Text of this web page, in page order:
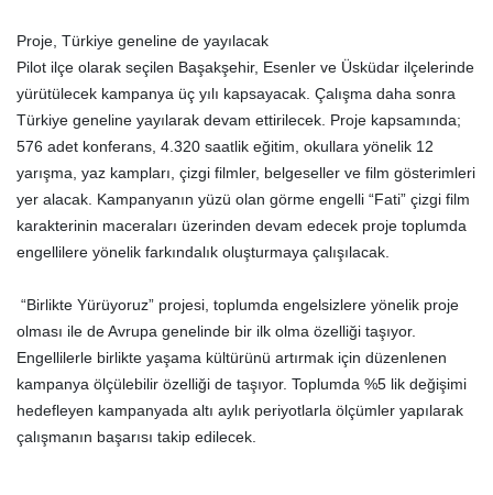
Proje, Türkiye geneline de yayılacak
Pilot ilçe olarak seçilen Başakşehir, Esenler ve Üsküdar ilçelerinde
yürütülecek kampanya üç yılı kapsayacak. Çalışma daha sonra
Türkiye geneline yayılarak devam ettirilecek. Proje kapsamında;
576 adet konferans, 4.320 saatlik eğitim, okullara yönelik 12
yarışma, yaz kampları, çizgi filmler, belgeseller ve film gösterimleri
yer alacak. Kampanyanın yüzü olan görme engelli “Fati” çizgi film
karakterinin maceraları üzerinden devam edecek proje toplumda
engellilere yönelik farkındalık oluşturmaya çalışılacak.
“Birlikte Yürüyoruz” projesi, toplumda engelsizlere yönelik proje
olması ile de Avrupa genelinde bir ilk olma özelliği taşıyor.
Engellilerle birlikte yaşama kültürünü artırmak için düzenlenen
kampanya ölçülebilir özelliği de taşıyor. Toplumda %5 lik değişimi
hedefleyen kampanyada altı aylık periyotlarla ölçümler yapılarak
çalışmanın başarısı takip edilecek.